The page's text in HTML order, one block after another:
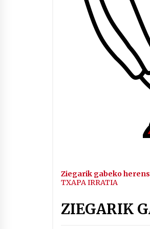
Mila
2021/
Segura
urteez
2021/
Hala
Ziegarik gabeko
TXAPA IRRATIA
ZIEGARIK